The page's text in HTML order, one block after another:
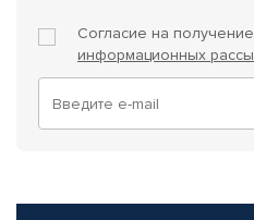
Согласие на получение
информационных